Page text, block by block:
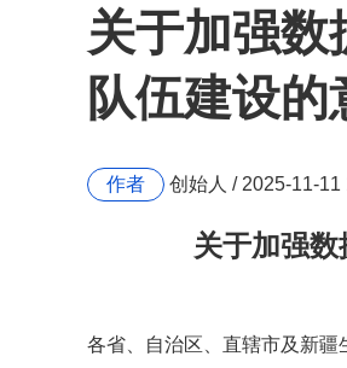
关于加强数
队伍建设的
作者 创始人 / 2025-11-11
关于加强
各省、自治区、直辖市及新